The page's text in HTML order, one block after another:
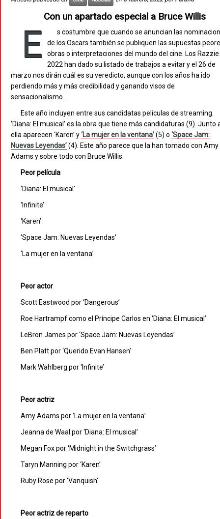
Con un apartado especial a Bruce Willis
E
s costumbre que cuando se anuncian las
de los Oscars también se publiquen las supuestas
obras o interpretaciones del mundo del cine. Los Razzie
2022 han dado su listado de trabajos a evitar y el 26 de
marzo nos dirán cuál es su veredicto, aunque con los años ha ido
perdiendo más y más credibilidad y ganando visos de
sensacionalismo.
Este año incluyen entre sus candidatas películas de streaming.
‘Diana: El musical’ es la obra que tiene más candidaturas (9). Junto
ella aparecen ‘Karen’ y‘La mujer en la ventana’(5) o ‘Space Jam:
Nuevas Leyendas’(4). Este año parece que la han tomado con Amy
Adams y sobre todo con Bruce Willis.
Peor película
‘Diana: El musical’
‘Infinite’
‘Karen’
‘Space Jam: Nuevas Leyendas’
‘La mujer en la ventana’
Peor actor
Scott Eastwood por ‘Dangerous’
Roe Hartrampf como el Príncipe Carlos en ‘Diana: El musical’
LeBron James por ‘Space Jam: Nuevas Leyendas’
Ben Platt por ‘Querido Evan Hansen’
Mark Wahlberg por ‘Infinite’
Peor actriz
Amy Adams por ‘La mujer en la ventana’
Jeanna de Waal por ‘Diana: El musical’
Megan Fox por ‘Midnight in the Switchgrass’
Taryn Manning por ‘Karen’
Ruby Rose por ‘Vanquish’
Peor actriz de reparto